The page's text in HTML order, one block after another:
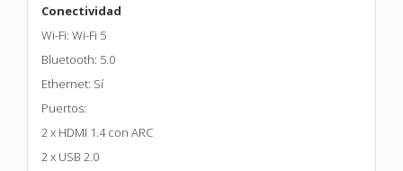
Conectividad
Wi-Fi: Wi-Fi 5
Bluetooth: 5.0
Ethernet: Sí
Puertos:
2 x HDMI 1.4 con ARC
2 x USB 2.0